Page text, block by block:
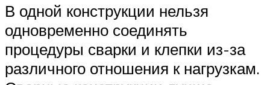
В одной конструкции нельзя
одновременно соединять
процедуры сварки и клепки из-за
различного отношения к нагрузкам.